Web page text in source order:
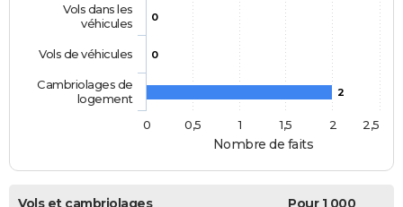
Nombre de faits
0
0
2
Vols dans les
véhicules
Vols de véhicules
Cambriolages de
logement
0
0,5 1 1,5 2 2,5
Vols et cambriolages
Pour 1 000